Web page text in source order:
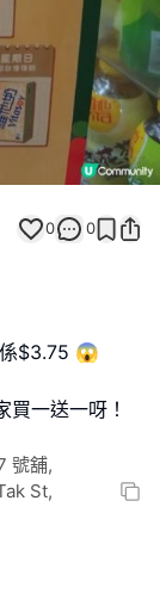
0 0
係$3.75 😱
一送一呀！
號舖,
St,